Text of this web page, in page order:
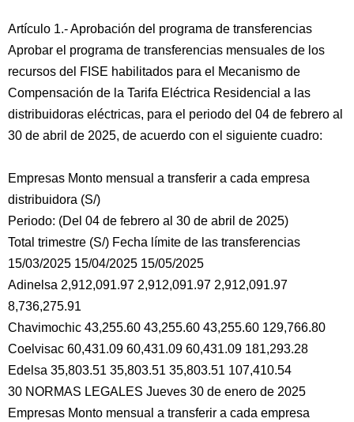
Artículo 1.- Aprobación del programa de transferencias
Aprobar el programa de transferencias mensuales de los
recursos del FISE habilitados para el Mecanismo de
Compensación de la Tarifa Eléctrica Residencial a las
distribuidoras eléctricas, para el periodo del 04 de febrero al
30 de abril de 2025, de acuerdo con el siguiente cuadro:
Empresas Monto mensual a transferir a cada empresa
distribuidora (S/)
Periodo: (Del 04 de febrero al 30 de abril de 2025)
Total trimestre (S/) Fecha límite de las transferencias
15/03/2025 15/04/2025 15/05/2025
Adinelsa 2,912,091.97 2,912,091.97 2,912,091.97
8,736,275.91
Chavimochic 43,255.60 43,255.60 43,255.60 129,766.80
Coelvisac 60,431.09 60,431.09 60,431.09 181,293.28
Edelsa 35,803.51 35,803.51 35,803.51 107,410.54
30 NORMAS LEGALES Jueves 30 de enero de 2025
Empresas Monto mensual a transferir a cada empresa